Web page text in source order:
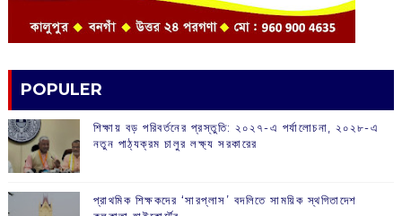
POPULER
শিক্ষায় বড় পরিবর্তনের প্রস্তুতি: ২০২৭-এ পর্যালোচনা, ২০২৮-এ
নতুন পাঠ্যক্রম চালুর লক্ষ্য সরকারের
প্রাথমিক শিক্ষকদের ‘সারপ্লাস’ বদলিতে সাময়িক স্থগিতাদেশ